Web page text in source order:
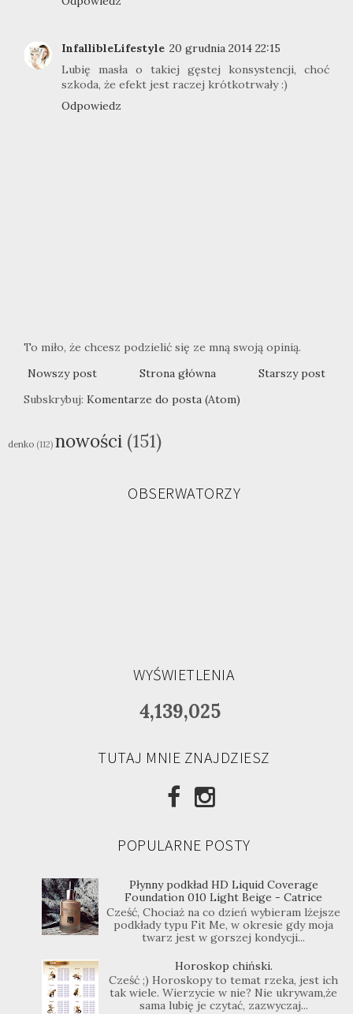
InfallibleLifestyle 20 grudnia 2014 22:15
Lubię masła o takiej gęstej konsystencji, choć
szkoda, że efekt jest raczej krótkotrwały :)
Odpowiedz
To miło, że chcesz podzielić się ze mną swoją opinią.
Nowszy post
Starszy post
Strona główna
Subskrybuj: Komentarze do posta (Atom)
denko (112) nowości (151)
OBSERWATORZY
WYŚWIETLENIA
4,139,025
TUTAJ MNIE ZNAJDZIESZ
POPULARNE POSTY
Płynny podkład HD Liquid Coverage
Foundation 010 Light Beige - Catrice
Cześć, Chociaż na co dzień wybieram lżejsze
podkłady typu Fit Me, w okresie gdy moja
twarz jest w gorszej kondycji...
Horoskop chiński.
Cześć ;) Horoskopy to temat rzeka, jest ich
tak wiele. Wierzycie w nie? Nie ukrywam,że
sama lubię je czytać, zazwyczaj...